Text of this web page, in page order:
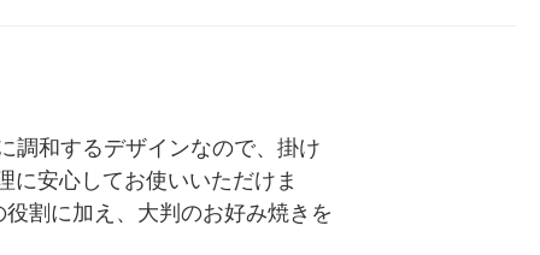
調和するデザインなので、掛け
安心してお使いいただけま
割に加え、大判のお好み焼きを